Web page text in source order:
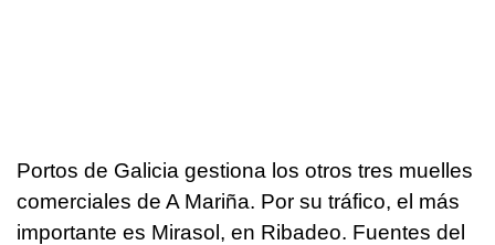
Portos de Galicia gestiona los otros tres muelles
comerciales de A Mariña. Por su tráfico, el más
importante es Mirasol, en Ribadeo. Fuentes del